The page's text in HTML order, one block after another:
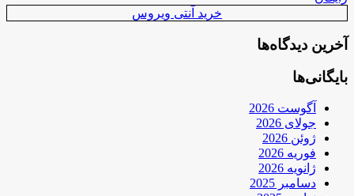
خرید آنتی ویروس
آخرین دیدگاه‌ها
بایگانی‌ها
آگوست 2026
جولای 2026
ژوئن 2026
فوریه 2026
ژانویه 2026
دسامبر 2025